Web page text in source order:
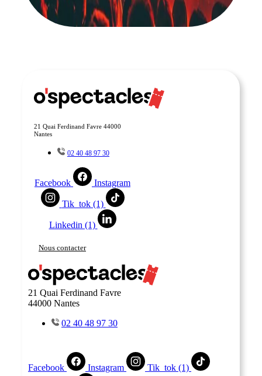
21 Quai Ferdinand Favre 44000
Nantes
02 40 48 97 30
Facebook Instagram
Tik_tok (1)
Linkedin (1)
Nous contacter
21 Quai Ferdinand Favre
44000 Nantes
02 40 48 97 30
Facebook Instagram Tik_tok (1)